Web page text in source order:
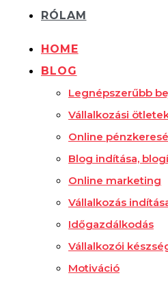
RÓLAM
HOME
BLOG
Legnépszerűbb
Vállalkozási
Online
Blog indítása,
Online marketing
Vállalkozás
Időgazdálkodás
Vállalkozói
Motiváció